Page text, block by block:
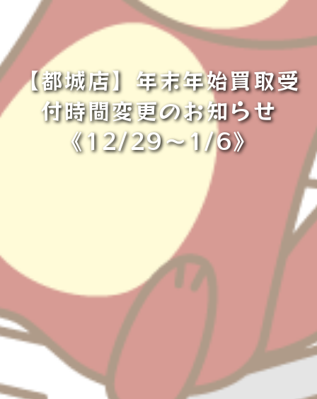
【都城店】年末年始買取受
付時間変更のお知らせ
《12/29～1/6》